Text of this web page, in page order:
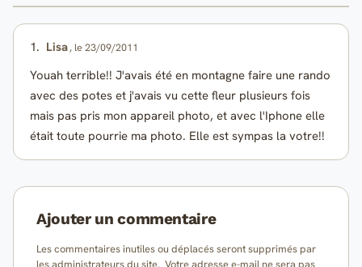
1. Lisa, le 23/09/2011
Youah terrible!! J'avais été en montagne faire une rando
avec des potes et j'avais vu cette fleur plusieurs fois
mais pas pris mon appareil photo, et avec l'Iphone elle
était toute pourrie ma photo. Elle est sympas la votre!!
Ajouter un commentaire
Les commentaires inutiles ou déplacés seront supprimés par